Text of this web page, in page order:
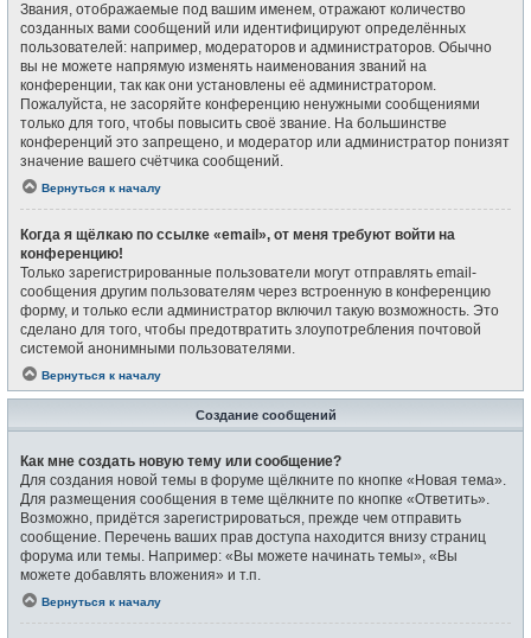
Звания, отображаемые под вашим именем, отражают количество
созданных вами сообщений или идентифицируют определённых
пользователей: например, модераторов и администраторов. Обычно
вы не можете напрямую изменять наименования званий на
конференции, так как они установлены её администратором.
Пожалуйста, не засоряйте конференцию ненужными сообщениями
только для того, чтобы повысить своё звание. На большинстве
конференций это запрещено, и модератор или администратор понизят
значение вашего счётчика сообщений.
Вернуться к началу
Когда я щёлкаю по ссылке «email», от меня требуют войти на
конференцию!
Только зарегистрированные пользователи могут отправлять email-
сообщения другим пользователям через встроенную в конференцию
форму, и только если администратор включил такую возможность. Это
сделано для того, чтобы предотвратить злоупотребления почтовой
системой анонимными пользователями.
Вернуться к началу
Создание сообщений
Как мне создать новую тему или сообщение?
Для создания новой темы в форуме щёлкните по кнопке «Новая тема».
Для размещения сообщения в теме щёлкните по кнопке «Ответить».
Возможно, придётся зарегистрироваться, прежде чем отправить
сообщение. Перечень ваших прав доступа находится внизу страниц
форума или темы. Например: «Вы можете начинать темы», «Вы
можете добавлять вложения» и т.п.
Вернуться к началу